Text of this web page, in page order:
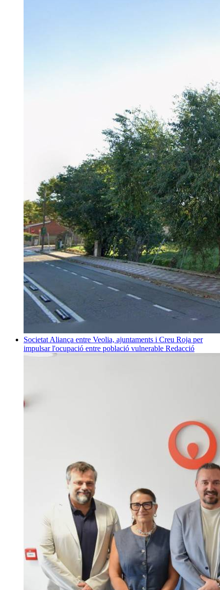
Societat Aliança entre Veolia, ajuntaments i Creu Roja per
impulsar l'ocupació entre població vulnerable Redacció